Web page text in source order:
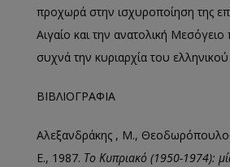
προχωρά στην ισχυροποίηση της
Αιγαίο και την ανατολική
συχνά την κυριαρχία του
ΒΙΒΛΙΟΓΡΑΦΙΑ
Αλεξανδράκης , Μ.,
Ε., 1987. Το Κυπριακό (1950-1974):